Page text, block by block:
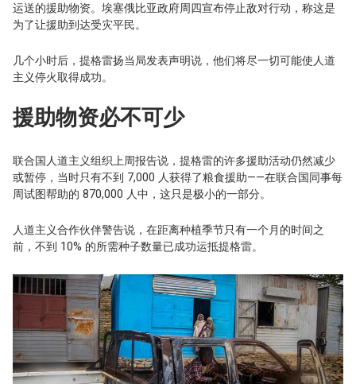
运送的援助物资。 埃塞俄比亚政府周四宣布停止敌对行动，称这是
为了让援助到达受灾平民。
几个小时后，提格雷扬当局发表声明说，他们将尽一切可能使人道
主义停火取得成功。
援助物资必不可少
联合国人道主义组织上周报告说，提格雷的许多援助活动仍然减少
或暂停，当时只有不到 7,000 人获得了粮食援助——在联合国同事每
周试图帮助的 870,000 人中，这只是极小的一部分。
人道主义合作伙伴警告说，在距离种植季节只有一个月的时间之
前，不到 10% 的所需种子数量已成功运抵提格雷。